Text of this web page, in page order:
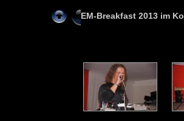
EM-Breakfast 2013 im